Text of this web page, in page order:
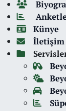
Künye
İletişim